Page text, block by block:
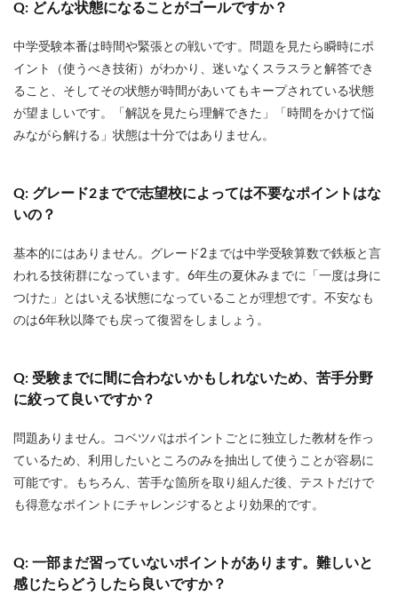
Q: どんな状態になることがゴールですか？
中学受験本番は時間や緊張との戦いです。問題を見たら瞬時にポ
イント（使うべき技術）がわかり、迷いなくスラスラと解答でき
ること、そしてその状態が時間があいてもキープされている状態
が望ましいです。「解説を見たら理解できた」「時間をかけて悩
みながら解ける」状態は十分ではありません。
Q: グレード2までで志望校によっては不要なポイントはな
いの？
基本的にはありません。グレード2までは中学受験算数で鉄板と言
われる技術群になっています。6年生の夏休みまでに「一度は身に
つけた」とはいえる状態になっていることが理想です。不安なも
のは6年秋以降でも戻って復習をしましょう。
Q: 受験までに間に合わないかもしれないため、苦手分野
に絞って良いですか？
問題ありません。コベツバはポイントごとに独立した教材を作っ
ているため、利用したいところのみを抽出して使うことが容易に
可能です。もちろん、苦手な箇所を取り組んだ後、テストだけで
も得意なポイントにチャレンジするとより効果的です。
Q: 一部まだ習っていないポイントがあります。難しいと
感じたらどうしたら良いですか？